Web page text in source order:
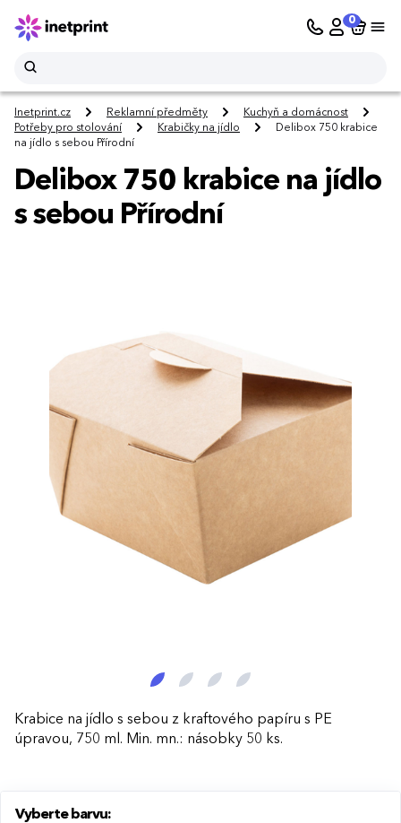
0
Inetprint.cz Reklamní předměty
Kuchyň a domácnost
Potřeby pro stolování
Krabičky na jídlo
Delibox 750 krabice
na jídlo s sebou Přírodní
Delibox 750 krabice na jídlo
s sebou Přírodní
Krabice na jídlo s sebou z kraftového papíru s PE
úpravou, 750 ml. Min. mn.: násobky 50 ks.
Vyberte barvu: